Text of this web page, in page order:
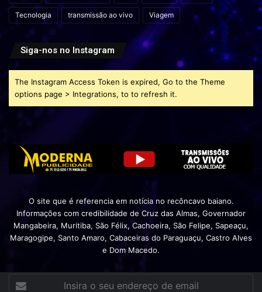
Tecnologia transmissão ao vivo Viagem
Siga-nos no Instagram
The Instagram Access Token is expired, Go to the Theme
options page > Integrations, to to refresh it.
O site que é referencia em notícia no recôncavo baiano.
Informações com credibilidade de Cruz das Almas, Governador
Mangabeira, Muritiba, São Félix, Cachoeira, São Felipe, Sapeaçu,
Maragogipe, Santo Amaro, Cabaceiras do Paraguaçu, Castro Alves
e Dom Macedo.